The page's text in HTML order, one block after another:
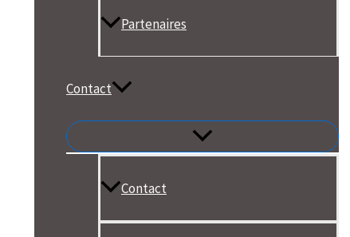
Partenaires
Contact
Contact